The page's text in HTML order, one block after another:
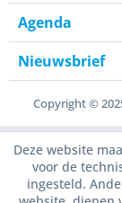
Agenda
Nieuwsbrief
Copyright ©
Deze website
voor de
ingesteld.